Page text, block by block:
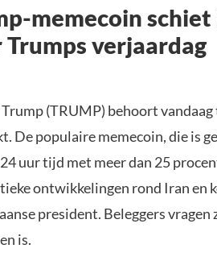
memecoin
Trumps verjaardag
(TRUMP) behoort
De populaire memecoin, die is
uur tijd met meer dan 25
ontwikkelingen rond Iran en
president. Beleggers vragen
is.